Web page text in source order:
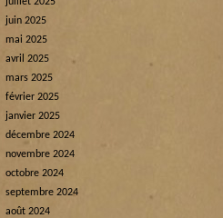
juin 2025
mai 2025
avril 2025
mars 2025
février 2025
janvier 2025
décembre 2024
novembre 2024
octobre 2024
septembre 2024
août 2024